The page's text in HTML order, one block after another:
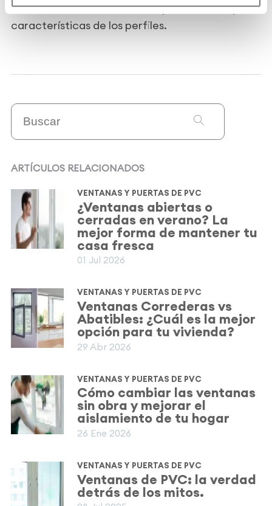
medioambiente, como en las prestaciones y
características de los perfiles.
ARTÍCULOS RELACIONADOS
VENTANAS Y PUERTAS DE PVC
¿Ventanas abiertas o
cerradas en verano? La
mejor forma de mantener tu
casa fresca
01 Jul 2026
VENTANAS Y PUERTAS DE PVC
Ventanas Correderas vs
Abatibles: ¿Cuál es la mejor
opción para tu vivienda?
29 Abr 2026
VENTANAS Y PUERTAS DE PVC
Cómo cambiar las ventanas
sin obra y mejorar el
aislamiento de tu hogar
26 Ene 2026
VENTANAS Y PUERTAS DE PVC
Ventanas de PVC: la verdad
detrás de los mitos.